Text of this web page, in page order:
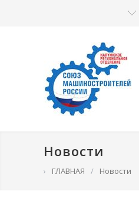
Новости
› ГЛАВНАЯ / Новости